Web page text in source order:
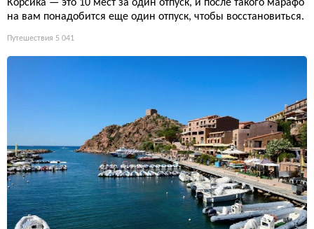
Корсика — это 10 мест за один отпуск, и после такого марафо
на вам понадобится еще один отпуск, чтобы восстановиться.
Путешествия 5 041